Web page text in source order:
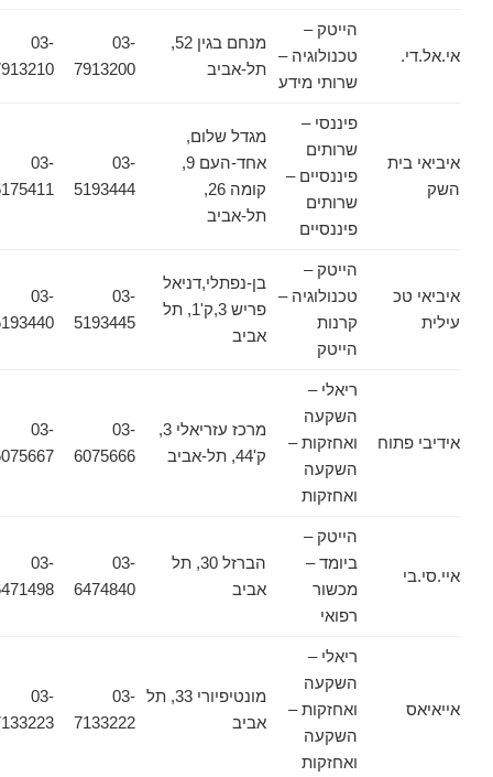
אי.אל.די.
הייטק –
טכנולוגיה –
שרותי מידע
מנחם בגין 52,
תל-אביב
03-
7913200
03-
7913210
איביאי בית
השק
פיננסי –
שרותים
פיננסיים –
שרותים
פיננסיים
מגדל שלום,
אחד-העם 9,
קומה 26,
תל-אביב
03-
5193444
03-
5175411
איביאי טכ
עילית
הייטק –
טכנולוגיה –
קרנות
הייטק
בן-נפתלי,דניאל
פריש 3,ק'1, תל
אביב
03-
5193445
03-
5193440
אידיבי פתוח
ריאלי –
השקעה
ואחזקות –
השקעה
ואחזקות
מרכז עזריאלי 3,
03-
6075666
03-
6075667
איי.סי.בי
הייטק –
ביומד –
מכשור
רפואי
הברזל 30, תל
אביב
03-
6474840
03-
6471498
אייאיאס
ריאלי –
השקעה
ואחזקות –
השקעה
ואחזקות
מונטיפיורי 33, תל
אביב
03-
7133222
03-
7133223